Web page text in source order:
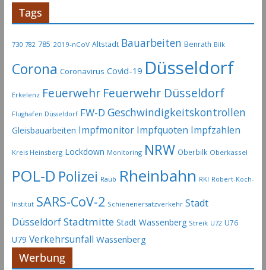
Tags
730 782 785 2019-nCoV Altstadt Bauarbeiten Benrath Bilk
Corona Coronavirus Covid-19 Düsseldorf
Erkelenz Feuerwehr Feuerwehr Düsseldorf
Flughafen Düsseldorf FW-D Geschwindigkeitskontrollen
Gleisbauarbeiten Impfmonitor Impfquoten Impfzahlen
Kreis Heinsberg Lockdown Monitoring NRW Oberbilk Oberkassel
POL-D Polizei Raub Rheinbahn RKI Robert-Koch-
Institut SARS-CoV-2 Schienenersatzverkehr Stadt
DüsseldorfStadtmitte Stadt Wassenberg Streik U72 U76
U79 Verkehrsunfall Wassenberg
Werbung